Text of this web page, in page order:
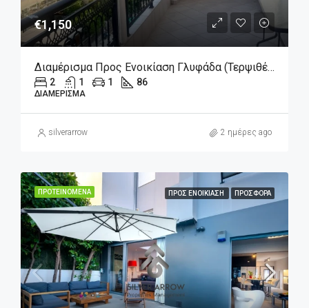
€1,150
Διαμέρισμα Προς Ενοικίαση Γλυφάδα (Τερψιθέα), 1.150€, 86 Τ.μ.
2 1 1 86
ΔΙΑΜΈΡΙΣΜΑ
silverarrow 2 ημέρες ago
ΠΡΟΤΕΙΝΌΜΕΝΑ ΠΡΟΣ ΕΝΟΙΚΊΑΣΗ ΠΡΟΣΦΟΡΆ